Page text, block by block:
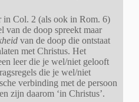
in Col. 2 (als ook in Rom. 6)
van de doop spreekt maar
van de doop die ontstaat
met Christus. Het
leer die je wel/niet gelooft
die je wel/niet
verbinding met de persoon
zijn daarom ‘in Christus’.